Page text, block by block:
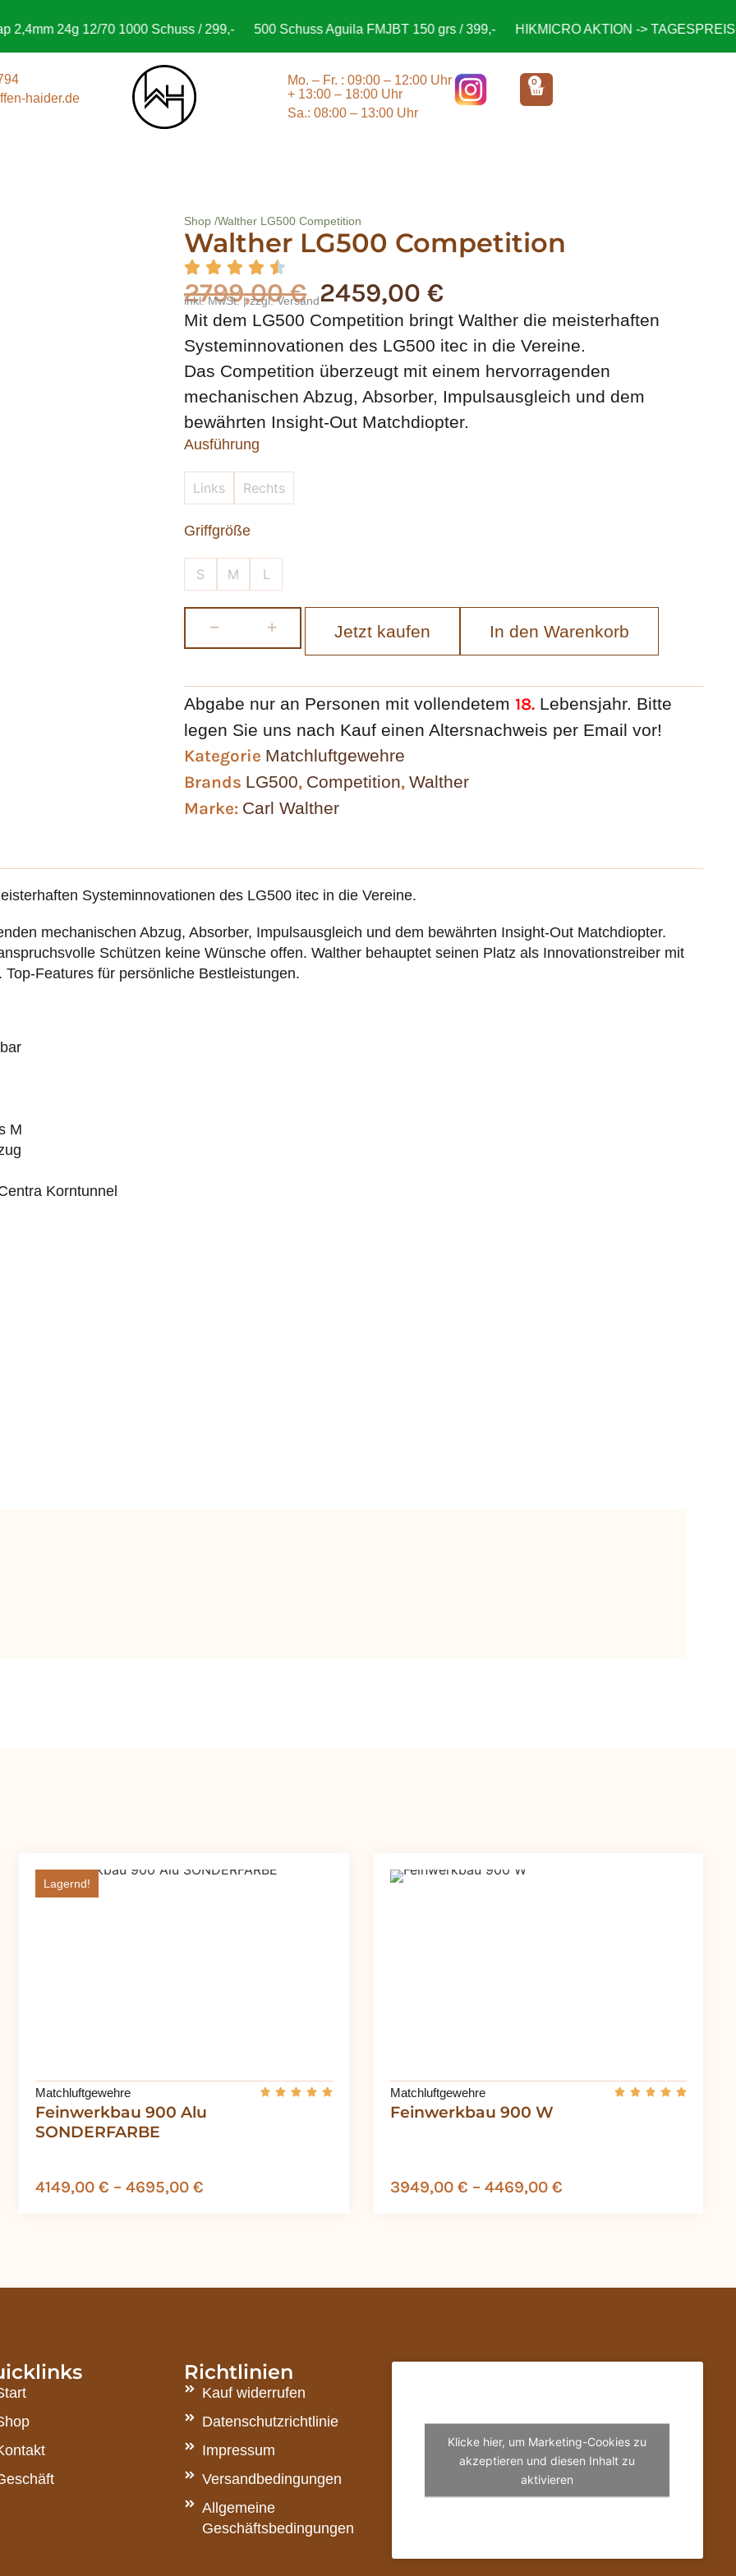
24g 12/70 1000 Schuss / 299,- 500 Schuss Aguila FMJBT 150 grs / 399,- HIKMICRO AKTION -> TAGESPREISE
haider.de
Mo. – Fr. : 09:00 – 12:00 Uhr
+ 13:00 – 18:00 Uhr
Sa.: 08:00 – 13:00 Uhr
0
Walther LG500 Competition
2799,00€ 2459,00 €
inkl. MwSt. | zzgl. Versand
Mit dem LG500 Competition bringt Walther die meisterhaften
Systeminnovationen des LG500 itec in die Vereine.
Das Competition überzeugt mit einem hervorragenden
mechanischen Abzug, Absorber, Impulsausgleich und dem
bewährten Insight-Out Matchdiopter.
Ausführung
Links Rechts
Griffgröße
S M L
− + Jetzt kaufen In den Warenkorb
Shop /Walther LG500 Competition
Abgabe nur an Personen mit vollendetem 18. Lebensjahr. Bitte
legen Sie uns nach Kauf einen Altersnachweis per Email vor!
Kategorie Matchluftgewehre
Brands LG500, Competition, Walther
Marke: Carl Walther
Systeminnovationen des LG500 itec in die Vereine.
mechanischen Abzug, Absorber, Impulsausgleich und dem bewährten Insight-Out Matchdiopter.
Schützen keine Wünsche offen. Walther behauptet seinen Platz als Innovationstreiber mit
Features für persönliche Bestleistungen.
M
Korntunnel
Feinwerkbau 900 Alu
SONDERFARBE
Lagernd!
Matchluftgewehre
4149,00€ –4695,00€
Feinwerkbau 900 W
Matchluftgewehre
3949,00 € – 4469,00 €
Richtlinien
Kauf widerrufen
Datenschutzrichtlinie
Impressum
Versandbedingungen
Allgemeine
Geschäftsbedingungen
Klicke hier, um Marketing-Cookies zu
akzeptieren und diesen Inhalt zu
aktivieren